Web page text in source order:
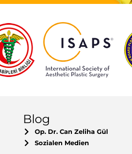
Blog
Op. Dr. Can Zeliha Gül
Sozialen Medien